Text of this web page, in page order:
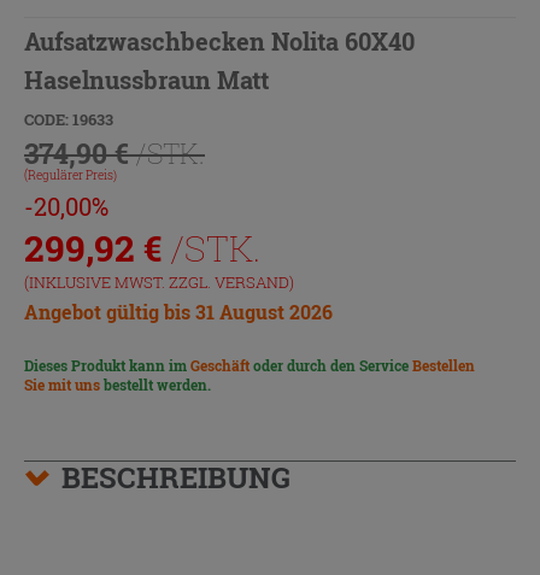
Aufsatzwaschbecken Nolita 60X40
Haselnussbraun Matt
CODE: 19633
374,90 €/STK.
(Regulärer Preis)
-20,00%
299,92 € /STK.
(INKLUSIVE MWST. ZZGL. VERSAND)
Angebot gültig bis 31 August 2026
Dieses Produkt kann imGeschäftoder durch den ServiceBestellen
Sie mit unsbestellt werden.
BESCHREIBUNG